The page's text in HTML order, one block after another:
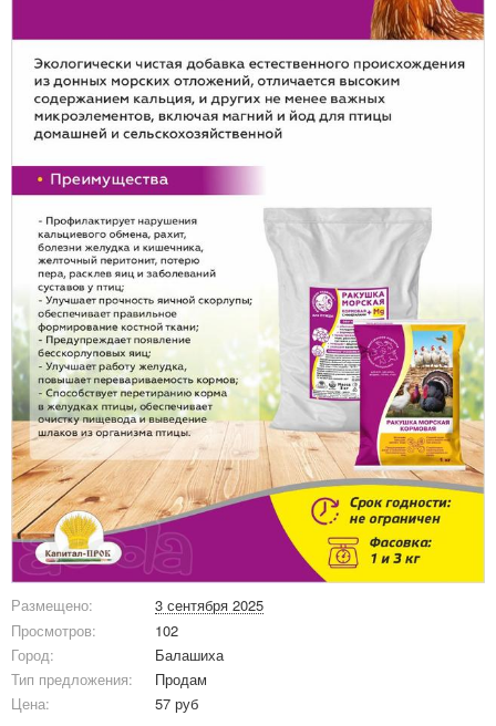
Размещено:
3 сентября 2025
Просмотров:
102
Город:
Балашиха
Тип предложения:
Продам
Цена:
57 руб